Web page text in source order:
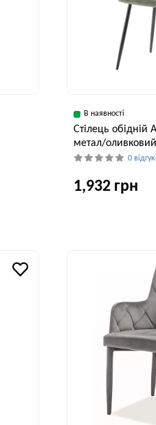
В наявності
Стілець обідній
метал/
0
1,932 грн